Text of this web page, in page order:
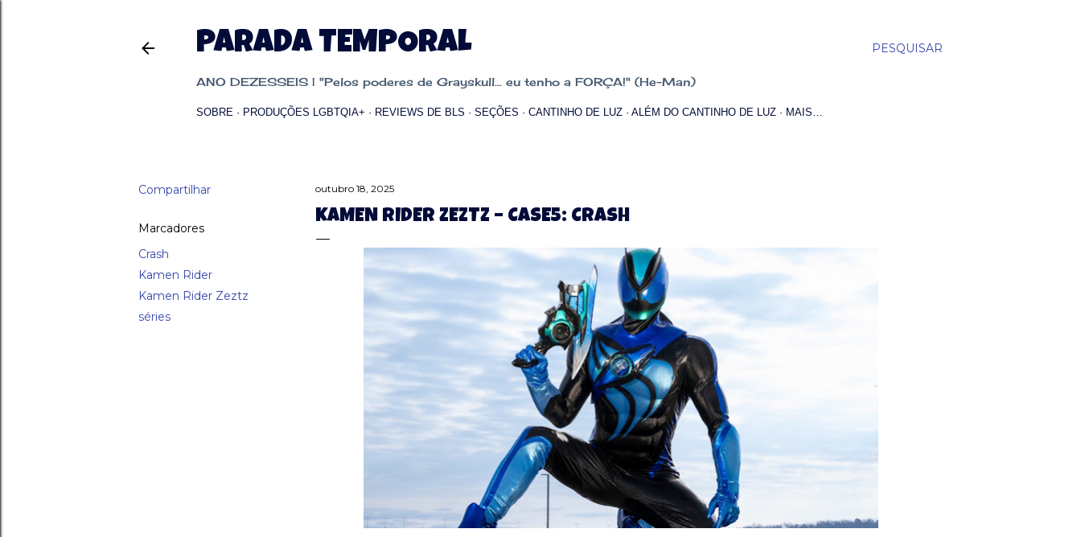
PESQUISAR
PARADA TEMPORAL
ANO DEZESSEIS | "Pelos poderes de Grayskull... eu tenho a FORÇA!" (He-Man)
SOBRE PRODUÇÕES LGBTQIA+ REVIEWS DE BLS SEÇÕES CANTINHO DE LUZ ALÉM DO CANTINHO DE LUZ MAIS…
Compartilhar
Marcadores
Crash
Kamen Rider
Kamen Rider Zeztz
séries
outubro 18, 2025
KAMEN RIDER ZEZTZ – CASE5: CRASH